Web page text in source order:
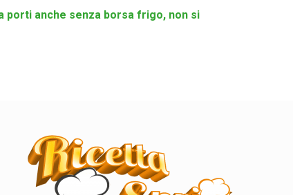
porti anche senza borsa frigo, non si